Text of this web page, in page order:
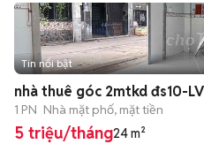
Tin nổi bật
nhà thuê góc 2mtkd đs10-
1 PN Nhà mặt phố, mặt tiền
5 triệu/tháng24 m²